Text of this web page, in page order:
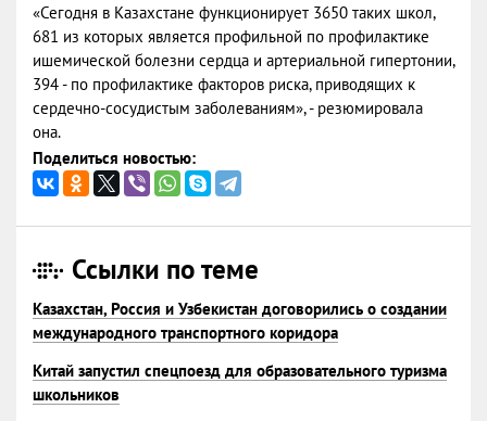
«Сегодня в Казахстане функционирует 3650 таких школ,
681 из которых является профильной по профилактике
ишемической болезни сердца и артериальной гипертонии,
394 - по профилактике факторов риска, приводящих к
сердечно-сосудистым заболеваниям», - резюмировала
она.
Поделиться новостью:
Ссылки по теме
Казахстан, Россия и Узбекистан договорились о создании
международного транспортного коридора
Китай запустил спецпоезд для образовательного туризма
школьников